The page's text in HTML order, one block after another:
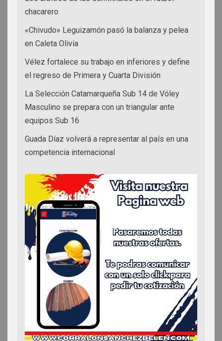
chacarero
«Chivudo» Leguizamón pasó la balanza y pelea
en Caleta Olivia
Vélez fortalece su trabajo en inferiores y define
el regreso de Primera y Cuarta División
La Selección Catamarqueña Sub 14 de Vóley
Masculino se prepara con un triangular ante
equipos Sub 16
Guada Díaz volverá a representar al país en una
competencia internacional